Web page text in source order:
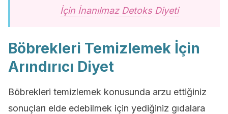
İçin İnanılmaz Detoks Diyeti
Böbrekleri Temizlemek İçin
Arındırıcı Diyet
Böbrekleri temizlemek konusunda arzu ettiğiniz
sonuçları elde edebilmek için yediğiniz gıdalara